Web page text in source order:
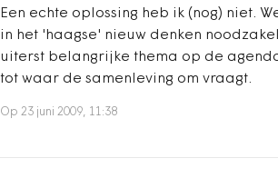
Een echte oplossing heb ik (nog) niet.
in het 'haagse' nieuw denken
uiterst belangrijke thema op de
tot waar de samenleving om vraagt.
Op 23 juni 2009, 11:38